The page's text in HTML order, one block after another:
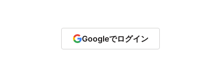
Googleでログイン